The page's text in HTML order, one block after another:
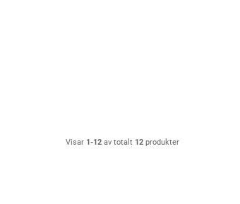
Visar 1-12av totalt 12produkter